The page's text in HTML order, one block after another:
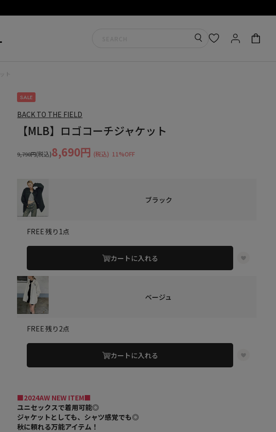
ト
SALE
BACK TO THE FIELD
【MLB】ロゴコーチジャケット
9,790円(税込)8,690円 (税込) 11%OFF
ブラック
FREE残り1点
カートに入れる
ベージュ
FREE残り2点
カートに入れる
■2024AW NEW ITEM■
ユニセックスで着用可能◎
ジャケットとしても、シャツ感覚でも◎
秋に頼れる万能アイテム！